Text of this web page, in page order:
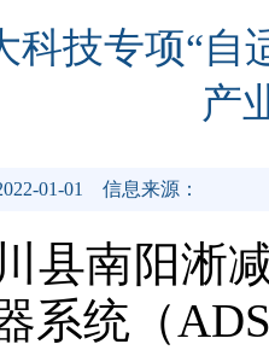
科技专项“自
产
01-01 信息来源：
县南阳淅
系统（